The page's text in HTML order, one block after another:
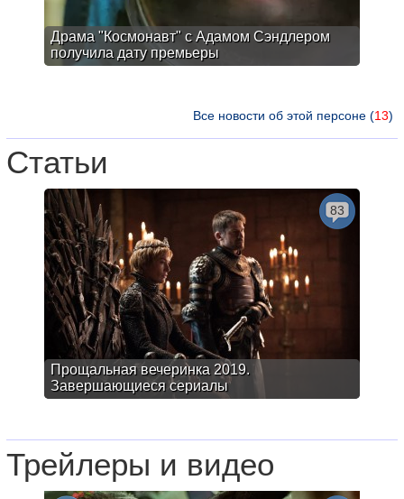
Драма "Космонавт" с Адамом Сэндлером
получила дату премьеры
Все новости об этой персоне (13)
Статьи
Прощальная вечеринка 2019.
Завершающиеся сериалы
83
Трейлеры и видео